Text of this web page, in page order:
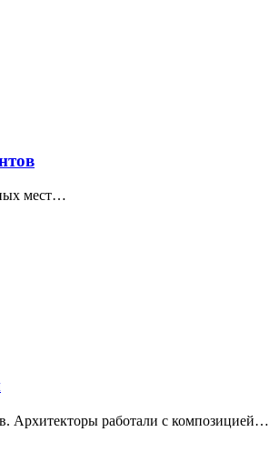
мест…
Архитекторы работали с композицией…